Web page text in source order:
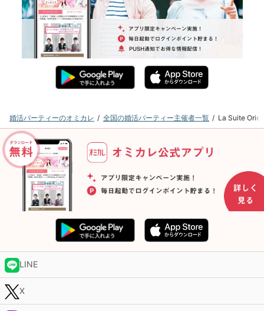
婚活パーティーのオミカレ 全国の婚活パーティー主催者一覧 La Suite
LINE
X